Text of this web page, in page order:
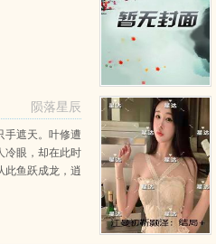
陨落星辰
手遮天。叶修遭
冷眼，却在此时
此鱼跃成龙，逍